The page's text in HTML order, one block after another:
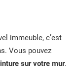
immeuble, c’est
Vous pouvez
sur votre mur.